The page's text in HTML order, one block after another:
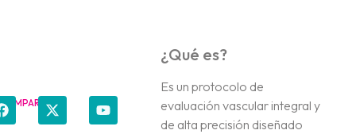
COMPARTIR
¿Qué es?
Es un protocolo de
evaluación vascular integral y
de alta precisión diseñado